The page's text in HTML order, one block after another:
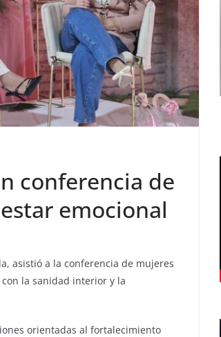
conferencia de
emocional
asistió a la conferencia de mujeres
la sanidad interior y la
orientadas al fortalecimiento